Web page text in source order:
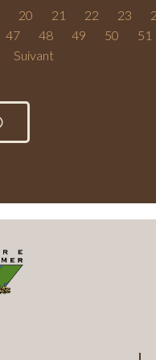
20 21 22 23
47 48 49 50 51
Suivant